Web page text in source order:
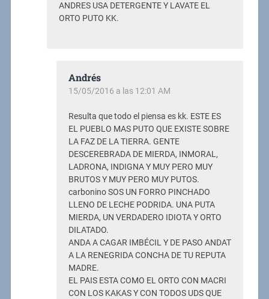
ANDRES USA DETERGENTE Y LAVATE EL
ORTO PUTO KK.
Andrés
15/05/2016 a las 12:01 AM
Resulta que todo el piensa es kk. ESTE ES
EL PUEBLO MAS PUTO QUE EXISTE SOBRE
LA FAZ DE LA TIERRA. GENTE
DESCEREBRADA DE MIERDA, INMORAL,
LADRONA, INDIGNA Y MUY PERO MUY
BRUTOS Y MUY PERO MUY PUTOS.
carbonino SOS UN FORRO PINCHADO
LLENO DE LECHE PODRIDA. UNA PUTA
MIERDA, UN VERDADERO IDIOTA Y ORTO
DILATADO.
ANDA A CAGAR IMBÉCIL Y DE PASO ANDAT
A LA RENEGRIDA CONCHA DE TU REPUTA
MADRE.
EL PAIS ESTA COMO EL ORTO CON MACRI
CON LOS KAKAS Y CON TODOS UDS QUE